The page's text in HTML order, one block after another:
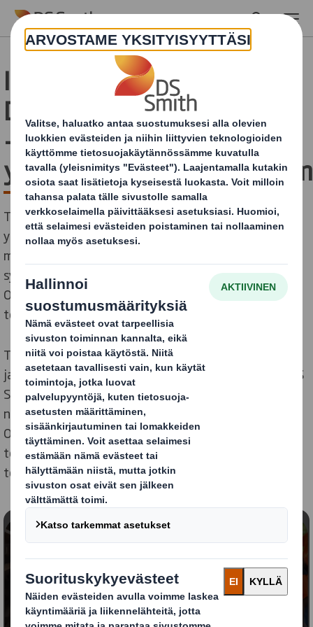
Skip to main content
International Paperin ja
DS Smithin yhdistyminen
– tietoja
Tiedämme, että International Paperin ja DS Smithin
yhdistyminen johtavaksi kestävän kehityksen
mukaisten pakkausten globaaliksi toimittajaksi voi
synnyttää kysymyksiä yhteistyökumppaneissamme.
Olemme innoissamme tulevaisuudestamme ja
toivomme kumppaneidemmekin olevan.
Toimittajanamme voit odottaa yhteistyömme
jatkuvan normaalisti, niin International Paperin kuin DS
Smithin hankinnan kontaktien kanssa. Yritystemme
nykyiset hankinnat pysyvät toistaiseksi ennallaan.
Olemme sitoutuneet viestimään avoimesti
toimittajiemme kanssa, jos ja kun teemme muutoksia
toimintaan.
Sisältö estetty
'toiminnalliset' evästeet
Muuta asetuksiani